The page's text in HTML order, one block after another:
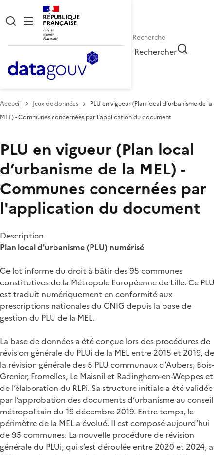
RÉPUBLIQUE
FRANÇAISE
Rechercher
Accueil Jeux de données
PLU en vigueur (Plan local d’urbanisme de la
MEL) - Communes concernées par l'application du document
PLU en vigueur (Plan local
d’urbanisme de la MEL) -
Communes concernées par
l'application du document
Description
Plan local d'urbanisme (PLU) numérisé
Ce lot informe du droit à bâtir des 95 communes
constitutives de la Métropole Européenne de Lille. Ce PLU
est traduit numériquement en conformité aux
prescriptions nationales du CNIG depuis la base de
gestion du PLU de la MEL.
La base de données a été conçue lors des procédures de
révision générale du PLUi de la MEL entre 2015 et 2019, de
la révision générale des 5 PLU communaux d’Aubers, Bois-
Grenier, Fromelles, Le Maisnil et Radinghem-en-Weppes et
de l’élaboration du RLPi. Sa structure initiale a été validée
par l’approbation des documents d’urbanisme au conseil
métropolitain du 19 décembre 2019. Entre temps, le
périmètre de la MEL a évolué. Il est composé aujourd’hui
de 95 communes. La nouvelle procédure de révision
générale du PLUi, qui s’est déroulée entre 2020 et 2024, a